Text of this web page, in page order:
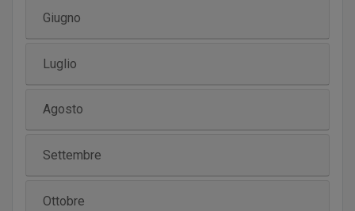
Giugno
Luglio
Agosto
Settembre
Ottobre